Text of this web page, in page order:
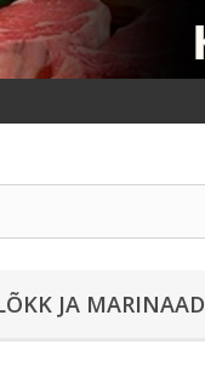
JA MARINAAD